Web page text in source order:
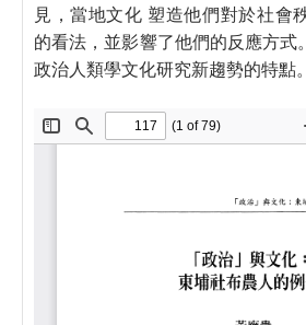
見，當地文化 塑造他們對於社會
的看法，並影響了他們的反應方式
政治人類學文化研究新趨勢的特點。